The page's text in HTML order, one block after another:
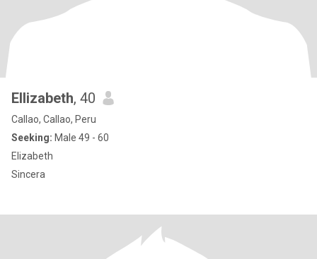
Ellizabeth, 40
Callao, Callao, Peru
Seeking: Male 49 - 60
Elizabeth
Sincera